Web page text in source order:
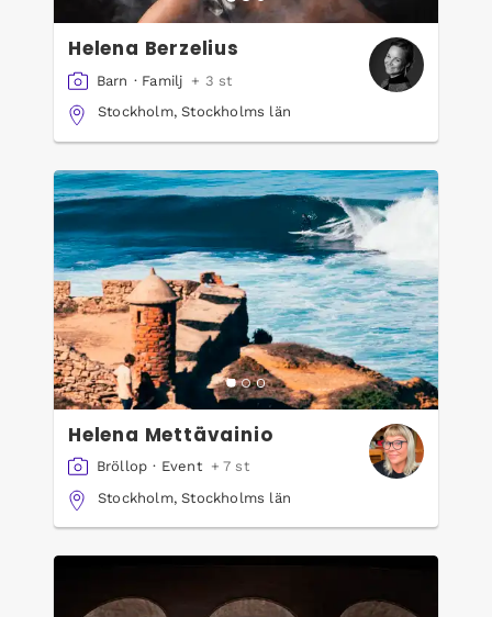
Helena Berzelius
Barn · Familj + 3 st
Stockholm, Stockholms län
Helena Mettävainio
Bröllop · Event
+ 7 st
Stockholm, Stockholms län